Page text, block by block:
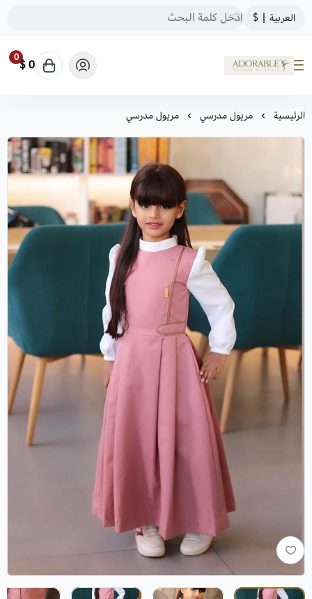
العربية |
$
ADORABLE
0 0 $
الرئيسية مريول مدرسي مريول مدرسي